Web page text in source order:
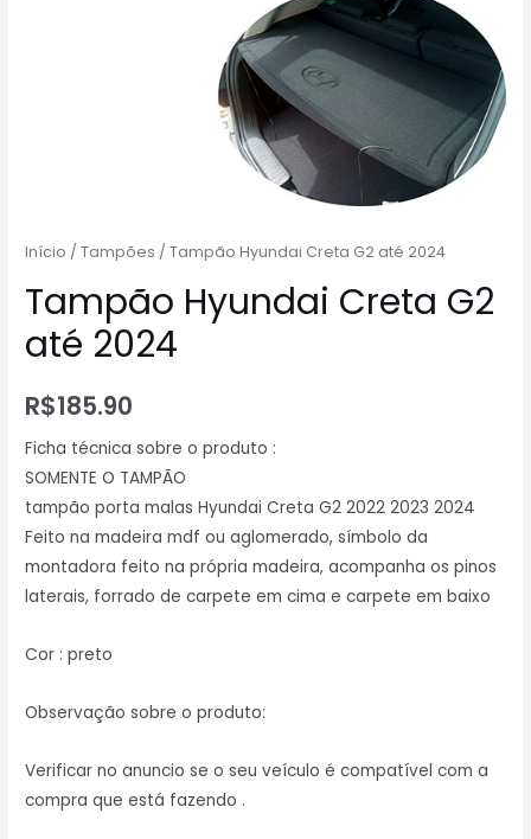
Início /Tampões / Tampão Hyundai Creta G2 até 2024
Tampão Hyundai Creta G2
até 2024
R$185.90
Ficha técnica sobre o produto :
SOMENTE O TAMPÃO
tampão porta malas Hyundai Creta G2 2022 2023 2024
Feito na madeira mdf ou aglomerado, símbolo da
montadora feito na própria madeira, acompanha os pinos
laterais, forrado de carpete em cima e carpete em baixo
Cor : preto
Observação sobre o produto:
Verificar no anuncio se o seu veículo é compatível com a
compra que está fazendo .